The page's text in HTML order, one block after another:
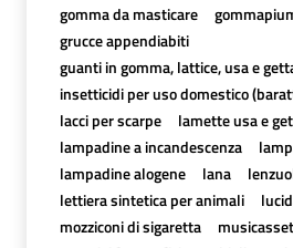
gomma da masticare
grucce appendiabiti
guanti in gomma, lattice, usa e
insetticidi per uso domestico
lacci per scarpe
lamette usa e
lampadine a incandescenza
lampadine alogene
lana
lettiera sintetica per animali
mozziconi di sigaretta